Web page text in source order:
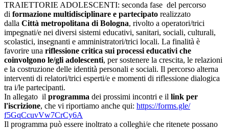
TRAIETTORIE ADOLESCENTI: seconda fase del percorso
di formazione multidisciplinare e partecipato realizzato
dalla Città metropolitana di Bologna, rivolto a operatori/trici
impegnati/e nei diversi sistemi educativi, sanitari, sociali, culturali,
scolastici, insegnanti e amministratori/trici locali. La finalità è
favorire una riflessione critica sui processi educativi che
coinvolgono le/gli adolescenti, per sostenere la crescita, le relazioni
e la costruzione delle identità personali e sociali. Il percorso alterna
interventi di relatori/trici esperti/e e momenti di riflessione dialogica
tra i/le partecipanti.
In allegato il programma dei prossimi incontri e il link per
l'iscrizione, che vi riportiamo anche qui: https://forms.gle/
f5GqCcuvVw7CrCy6A
Il programma può essere inoltrato a colleghi/e che ritenete possano